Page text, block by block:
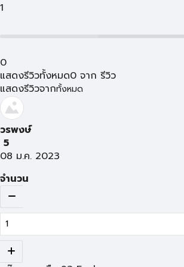
1
0
แสดงรีวิวทั้งหมด0 จาก รีวิว
แสดงรีวิวจากทั้งหมด
วรพงษ์
5
08 ม.ค. 2023
จำนวน